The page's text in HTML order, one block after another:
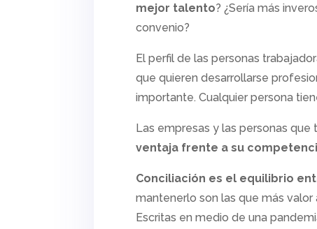
mejor talento? ¿Sería más
convenio?
El perfil de las personas
que quieren desarrollarse
importante. Cualquier persona
Las empresas y las personas
ventaja frente a su
Conciliación es el equilibrio
mantenerlo son las que más valor
Escritas en medio de una